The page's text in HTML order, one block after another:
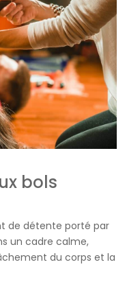
bols
de détente porté par
un cadre calme,
du corps et la